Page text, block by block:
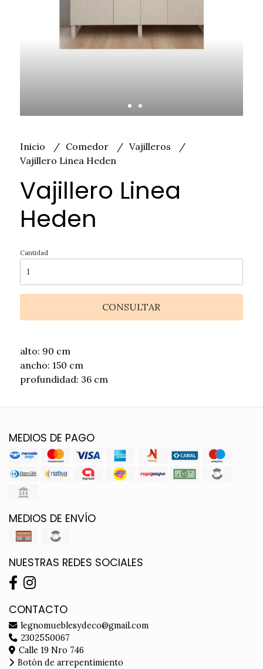
Inicio Comedor
Vajilleros
Vajillero Linea Heden
Vajillero Linea
Heden
Cantidad
CONSULTAR
alto: 90 cm
ancho: 150 cm
profundidad: 36 cm
MEDIOS DE PAGO
MEDIOS DE ENVÍO
NUESTRAS REDES SOCIALES
CONTACTO
legnomueblesydeco@gmail.com
2302550067
Calle 19 Nro 746
Botón de arrepentimiento